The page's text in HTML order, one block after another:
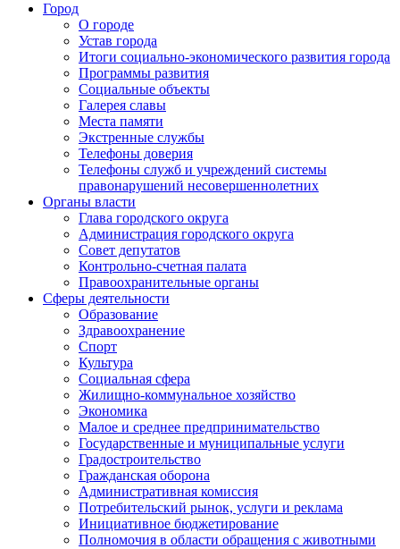
Город
О городе
Устав города
Итоги социально-экономического развития города
Программы развития
Социальные объекты
Галерея славы
Места памяти
Экстренные службы
Телефоны доверия
Телефоны служб и учреждений системы
правонарушений несовершеннолетних
Органы власти
Глава городского округа
Администрация городcкого округа
Совет депутатов
Контрольно-счетная палата
Правоохранительные органы
Сферы деятельности
Образование
Здравоохранение
Спорт
Культура
Социальная сфера
Жилищно-коммунальное хозяйство
Экономика
Малое и среднее предпринимательство
Государственные и муниципальные услуги
Градостроительство
Гражданская оборона
Административная комиссия
Потребительский рынок, услуги и реклама
Инициативное бюджетирование
Полномочия в области обращения с животными